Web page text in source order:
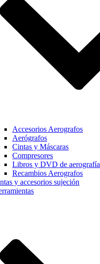
Accesorios Aerografos
Aerógrafos
Cintas y Máscaras
Compresores
Libros y DVD de aerografía
Recambios Aerografos
y accesorios sujeción